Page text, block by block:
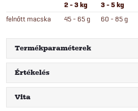
2 - 3 kg 3 - 5 kg
felnőtt macska 45 - 65 g 60 - 85 g
Termékparaméterek
Értékelés
Vita